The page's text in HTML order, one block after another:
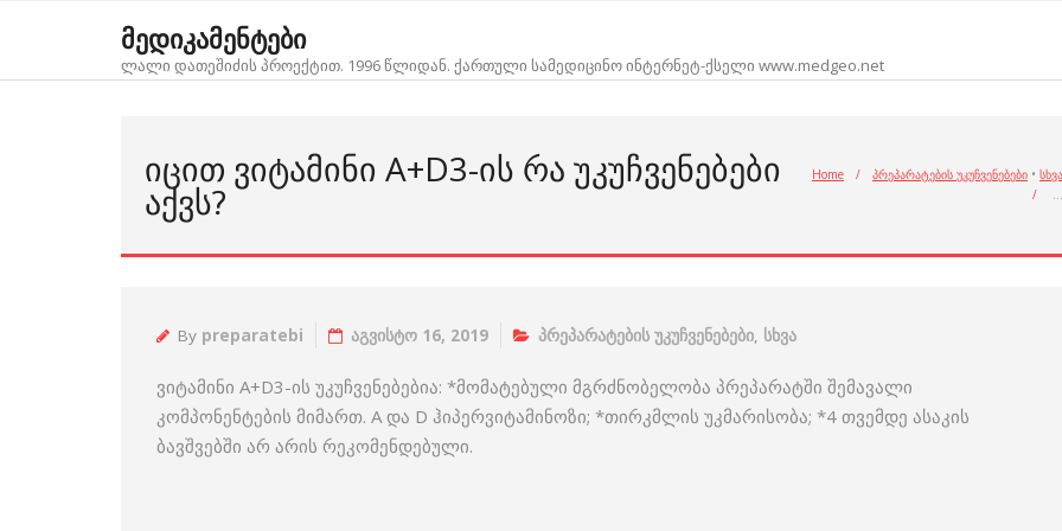
მედიკამენტები
ლალი დათეშიძის პროექტით. 1996 წლიდან. ქართული სამედიცინო ინტერნეტ-ქსელი www.medgeo.net
ᲘᲪᲘᲗ ᲕᲘᲢᲐᲛᲘᲜᲘ A+D3-ᲘᲡ ᲠᲐ ᲣᲙᲣᲩᲕᲔᲜᲔᲑᲔᲑᲘ
ᲐᲥᲕᲡ?
Home / პრეპარატების უკუჩვენებები • სხვა
/
…
By preparatebi აგვისტო 16, 2019 პრეპარატების უკუჩვენებები, სხვა
ვიტამინი A+D3-ის უკუჩვენებებია: *მომატებული მგრძნობელობა პრეპარატში შემავალი
კომპონენტების მიმართ. A და D ჰიპერვიტამინოზი; *თირკმლის უკმარისობა; *4 თვემდე ასაკის
ბავშვებში არ არის რეკომენდებული.